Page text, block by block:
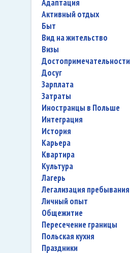
адаптация
активный отдых
быт
вид на жительство
визы
достопримечательности
досуг
зарплата
затраты
иностранцы в Польше
интеграция
история
карьера
квартира
культура
лагерь
легализация пребывания
личный опыт
общежитие
пересечение границы
польская кухня
праздники